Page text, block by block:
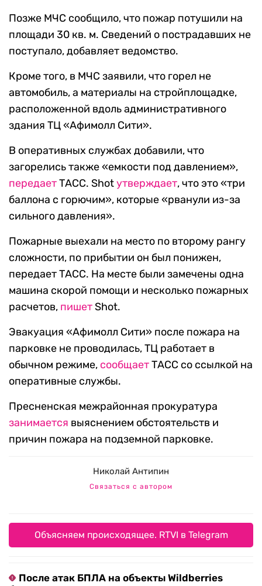
Позже МЧС сообщило, что пожар потушили на
площади 30 кв. м. Сведений о пострадавших не
поступало, добавляет ведомство.
Кроме того, в МЧС заявили, что горел не
автомобиль, а материалы на стройплощадке,
расположенной вдоль административного
здания ТЦ «Афимолл Сити».
В оперативных службах добавили, что
загорелись также «емкости под давлением»,
передаетТАСС. Shotутверждает, что это «три
баллона с горючим», которые «рванули из-за
сильного давления».
Пожарные выехали на место по второму рангу
сложности, по прибытии он был понижен,
передает ТАСС. На месте были замечены одна
машина скорой помощи и несколько пожарных
расчетов, пишетShot.
Эвакуация «Афимолл Сити» после пожара на
парковке не проводилась, ТЦ работает в
обычном режиме, сообщаетТАСС со ссылкой на
оперативные службы.
Пресненская межрайонная прокуратура
занимается выяснением обстоятельств и
причин пожара на подземной парковке.
Николай Антипин
Связаться с автором
Объясняем происходящее. RTVI в Telegram
После атак БПЛА на объекты Wildberries